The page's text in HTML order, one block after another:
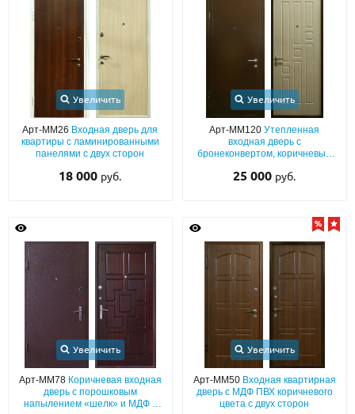
ПО НАЗНАЧЕНИЮ
ПО ОСОБЕННОСТЯМ
ПО КОНСТРУКЦИИ
Популярные двери
Двери со скидкой
ДВЕРИ С ТЕРМОРАЗРЫВОМ
ГАЛЕРЕЯ
ОПЛАТА
УСТАНОВКА
О НАС
Увеличить
Арт-ММ26 Входная дверь для
квартиры с ламинированными
панелями с двух сторон
18 000 руб.
Увеличить
Арт-ММ120Утепленная
входная дверь с
бронеконвертом, коричневым
МДФ
25 000 руб.
Увеличить
Арт-ММ78 Коричневая входная
дверь с порошковым
напылением «шелк» и МДФ с
Увеличить
Арт-ММ50 Входная квартирная
дверь с МДФ ПВХ коричневого
цвета с двух сторон